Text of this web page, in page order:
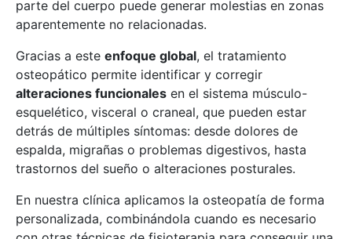
parte del cuerpo puede generar molestias en zonas
aparentemente no relacionadas.
Gracias a este enfoque global, el tratamiento
osteopático permite identificar y corregir
alteraciones funcionales en el sistema músculo-
esquelético, visceral o craneal, que pueden estar
detrás de múltiples síntomas: desde dolores de
espalda, migrañas o problemas digestivos, hasta
trastornos del sueño o alteraciones posturales.
En nuestra clínica aplicamos la osteopatía de forma
personalizada, combinándola cuando es necesario